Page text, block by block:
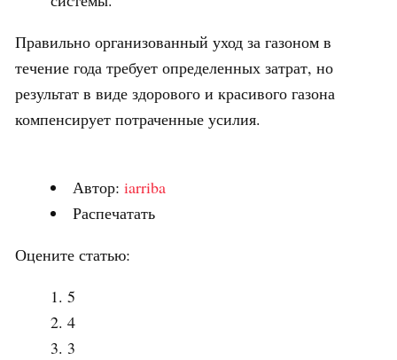
Правильно организованный уход за газоном в
течение года требует определенных затрат, но
результат в виде здорового и красивого газона
компенсирует потраченные усилия.
Автор: iarriba
Распечатать
Оцените статью:
5
4
3